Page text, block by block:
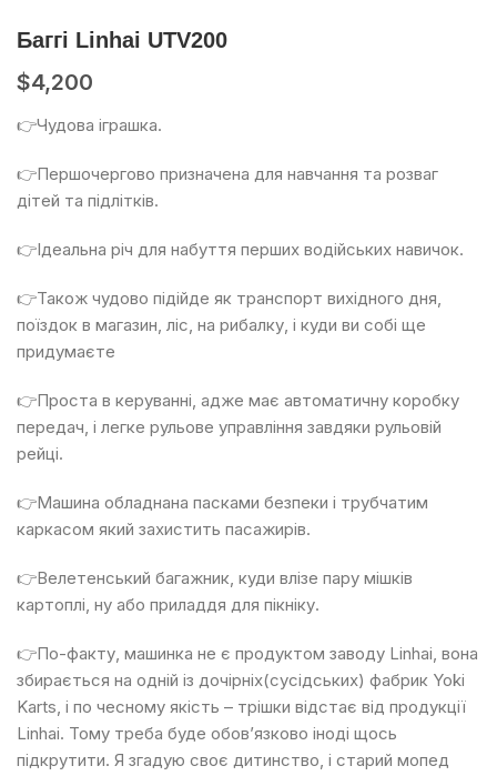
Баггі Linhai UTV200
$4,200
👉Чудова іграшка.
👉Першочергово призначена для навчання та розваг
дітей та підлітків.
👉Ідеальна річ для набуття перших водійських навичок.
👉Також чудово підійде як транспорт вихідного дня,
поїздок в магазин, ліс, на рибалку, і куди ви собі ще
придумаєте
👉Проста в керуванні, адже має автоматичну коробку
передач, і легке рульове управління завдяки рульовій
рейці.
👉Машина обладнана пасками безпеки і трубчатим
каркасом який захистить пасажирів.
👉Велетенський багажник, куди влізе пару мішків
картоплі, ну або приладдя для пікніку.
👉По-факту, машинка не є продуктом заводу Linhai, вона
збирається на одній із дочірніх(сусідських) фабрик Yoki
Karts, і по чесному якість – трішки відстає від продукції
Linhai. Тому треба буде обов’язково іноді щось
підкрутити. Я згадую своє дитинство, і старий мопед